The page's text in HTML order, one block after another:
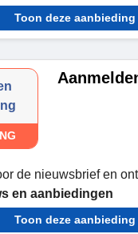
Toon deze aanbieding
de nieuwsbrief en
en aanbiedingen
Toon deze aanbieding